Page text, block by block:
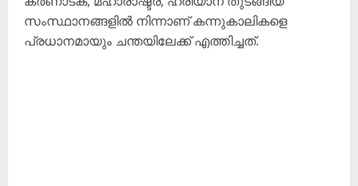
സംസ്ഥാനങ്ങളിൽ നിന്നാണ് കന്നുകാലികളെ
പ്രധാനമായും ചന്തയിലേക്ക് എത്തിച്ചത്.